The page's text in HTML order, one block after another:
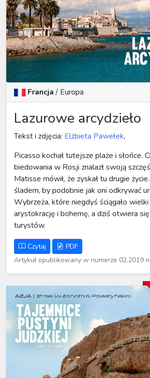
Francja/ Europa
Lazurowe arcydzieło
Tekst i zdjęcia: Elżbieta Pawełek,
Picasso kochał tutejsze plaże i słońce.
biedowania w Rosji znalazł swoją
Matisse mówił, że zyskał tu drugie
śladem, by podobnie jak oni odkrywać
Wybrzeża, które niegdyś ściągało
arystokrację i bohemę, a dziś otwiera się
turystów.
Czytaj
PDF
Artykuł opublikowany w numerze 02.2019